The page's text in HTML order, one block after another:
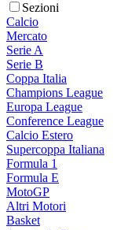
Sezioni
Calcio
Mercato
Serie A
Serie B
Coppa Italia
Champions League
Europa League
Conference League
Calcio Estero
Supercoppa Italiana
Formula 1
Formula E
MotoGP
Altri Motori
Basket